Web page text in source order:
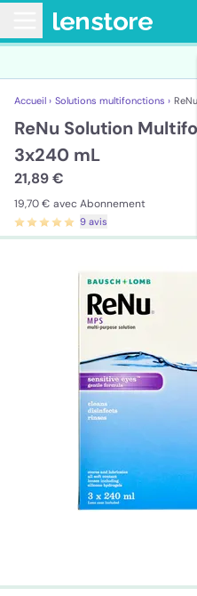
Accueil › Solutions multifonctions ›
ReNu Solution
3x240 mL
21,89 €
19,70 € avec Abonnement
9 avis